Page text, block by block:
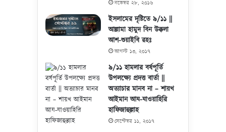
নভেম্বর ২৮, ২০১৬
ইসলামের দৃষ্টিতে ৯/১১ ||
আল্লামা হামুদ বিন উক্কলা
আশ-শুয়াইবি রহঃ
আগস্ট ১৩, ২০১৭
৯/১১ হামলার বর্ষপূর্তি
উপলক্ষ্যে প্রদত্ত বার্তা ||
অত্যাচার মানব না – শায়খ
আইমান আয-যাওয়াহিরি
হাফিজাহুল্লাহ
সেপ্টেম্বর ১১, ২০১৭